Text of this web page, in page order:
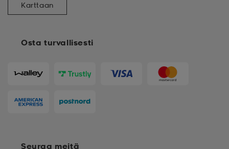
Osta turvallisesti
Karttaan
Seuraa meitä